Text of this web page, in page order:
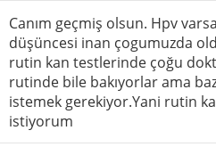
Canım geçmiş olsun. Hpv
düşüncesi inan çogumuzda
rutin kan testlerinde çoğu
rutinde bile bakıyorlar ama
istemek gerekiyor.Yani rutin
istiyorum